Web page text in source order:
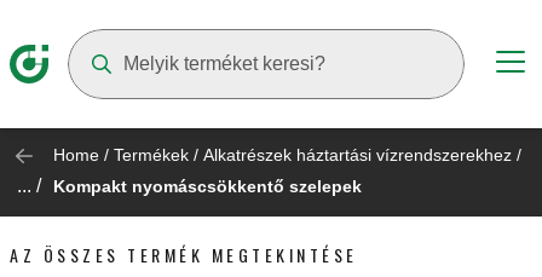
Home / Termékek / Alkatrészek háztartási vízrendszerekhez /
... / Kompakt nyomáscsökkentő szelepek
AZ ÖSSZES TERMÉK MEGTEKINTÉSE